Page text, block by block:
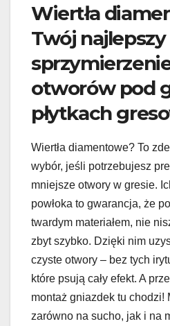
Wiertła
Twój najlepszy
otworów pod
płytkach
Wiertła diamentowe? To
wybór, jeśli potrzebujesz
mniejsze otwory w gresie.
powłoka to gwarancja, że
twardym materiałem, nie
zbyt szybko. Dzięki nim
czyste otwory – bez tych
które psują cały efekt. A
montaż gniazdek tu chodzi!
zarówno na sucho, jak i na